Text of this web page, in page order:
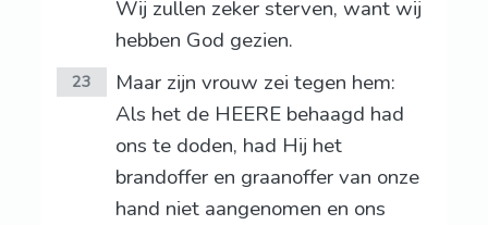
Wij zullen zeker sterven, want wij
hebben God gezien.
23
Maar zijn vrouw zei tegen hem:
Als het de HEERE behaagd had
ons te doden, had Hij het
brandoffer en graanoffer van onze
hand niet aangenomen en ons